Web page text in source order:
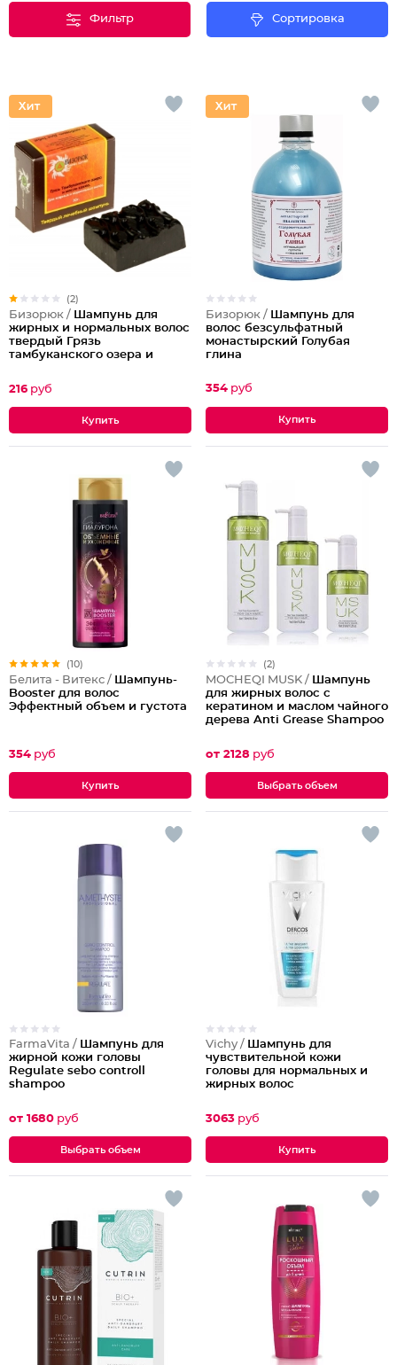
Фильтр Сортировка
(2)
Бизорюк / Шампунь для
жирных и нормальных волос
твердый Грязь
тамбуканского озера и
216 руб
Бизорюк / Шампунь для
волос безсульфатный
монастырский Голубая
глина
354 руб
(10)
Белита - Витекс / Шампунь-
Booster для волос
Эффектный объем и густота
354 руб
(2)
MOCHEQI MUSK / Шампунь
для жирных волос с
кератином и маслом чайного
дерева Anti Grease Shampoo
от 2128 руб
Выбрать объем
FarmaVita / Шампунь для
жирной кожи головы
Regulate sebo controll
shampoo
от 1680 руб
Выбрать объем
Vichy / Шампунь для
чувствительной кожи
головы для нормальных и
жирных волос
3063 руб